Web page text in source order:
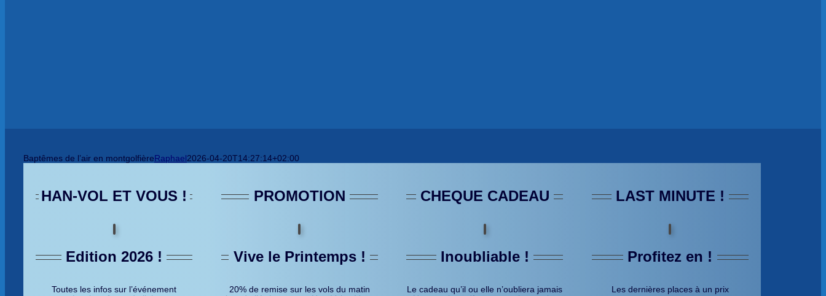
Baptêmes de l’air en montgolfièreRaphael2026-04-20T14:27:14+02:00
HAN-VOL ET VOUS !
Edition 2026 !
Toutes les infos sur l’événement
PROMOTION
Vive le Printemps !
20% de remise sur les vols du matin
CHEQUE CADEAU
Inoubliable !
Le cadeau qu’il ou elle n’oubliera jamais
LAST MINUTE !
Profitez en !
Les dernières places à un prix